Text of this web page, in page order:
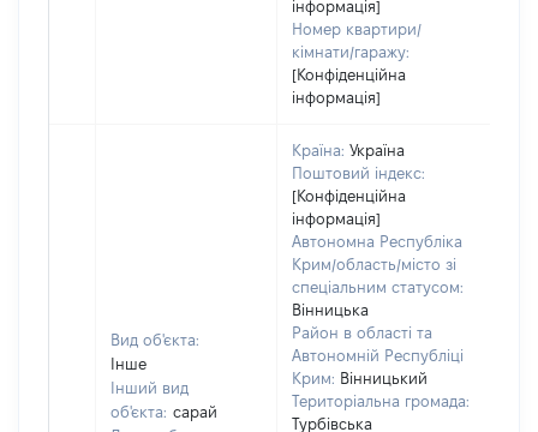
інформація]
Номер квартири/
кімнати/гаражу:
[Конфіденційна
інформація]
Вид об'єкта:
Інше
Інший вид
об'єкта: сарай
Країна: Україна
Поштовий індекс:
[Конфіденційна
інформація]
Автономна Республіка
Крим/область/місто зі
спеціальним статусом:
Вінницька
Район в області та
Автономній Республіці
Крим: Вінницький
Територіальна громада:
Турбівська